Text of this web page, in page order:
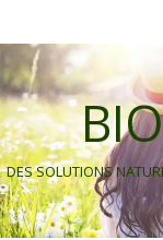
DES SOLUTIONS